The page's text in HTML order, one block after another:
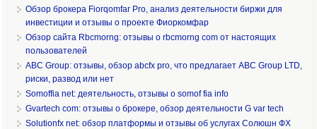
Обзор брокера Fiorqomfar Pro, анализ деятельности биржи для
инвестиции и отзывы о проекте Фиоркомфар
Обзор сайта Rbcmorng: отзывы о rbcmorng com от настоящих
пользователей
ABC Group: отзывы, обзор abcfx pro, что предлагает ABC Group LTD,
риски, развод или нет
Somoffia net: деятельность, отзывы о somof fia info
Gvartech com: отзывы о брокере, обзор деятельности G var tech
Solutionfx net: обзор платформы и отзывы об услугах Солюшн ФХ